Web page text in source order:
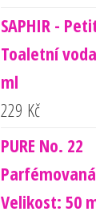
SAPHIR -
Toaletní
ml
229 Kč
PURE No. 22
Velikost: 50